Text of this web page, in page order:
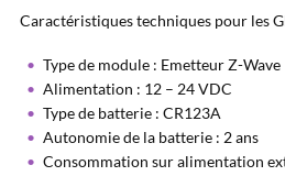
Caractéristiques techniques pour les
Type de module : Emetteur Z-Wave
Alimentation : 12 – 24 VDC
Type de batterie : CR123A
Autonomie de la batterie : 2 ans
Consommation sur alimentation